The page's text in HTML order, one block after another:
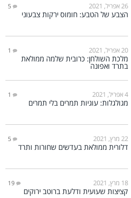
26 אפריל, 2021 5
הצבע של הטבע: חומוס ירקות צבעוני
20 אפריל, 2021 1
מלכת השולחן: כרובית שלמה ממולאת
בתרד ואפונה
4 אפריל, 2021 1
מגולגלות: עוגיות תמרים בלי תמרים
22 מרץ, 2021 5
דלורית ממולאת בעדשים שחורות ותרד
18 מרץ, 2021 19
קציצות שעועית ודלעת ברוטב ירוקים